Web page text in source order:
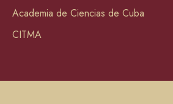
Academia de Ciencias de Cuba
CITMA